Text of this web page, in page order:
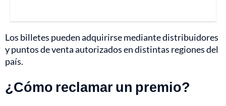
Los billetes pueden adquirirse mediante distribuidores
y puntos de venta autorizados en distintas regiones del
país.
¿Cómo reclamar un premio?